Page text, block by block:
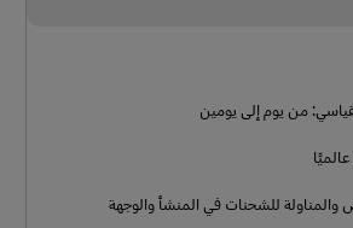
من يوم إلى يومين
والمناولة للشحنات في المنشأ والوجهة